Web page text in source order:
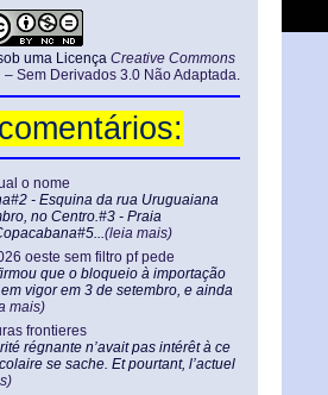
uma Licença Creative Commons
Sem Derivados 3.0 Não Adaptada.
o nome
- Esquina da rua Uruguaiana
no Centro.#3 - Praia
(leia mais)
oeste sem filtro pf pede
que o bloqueio à importação
vigor em 3 de setembro, e ainda
mais)
frontieres
régnante n’avait pas intérêt à ce
se sache. Et pourtant, l’actuel